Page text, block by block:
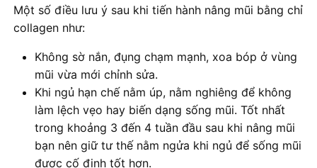
Một số điều lưu ý sau khi tiến hành nâng mũi bằng chỉ
collagen như:
Không sờ nắn, đụng chạm mạnh, xoa bóp ở vùng
mũi vừa mới chỉnh sửa.
Khi ngủ hạn chế nằm úp, nằm nghiêng để không
làm lệch vẹo hay biến dạng sống mũi. Tốt nhất
trong khoảng 3 đến 4 tuần đầu sau khi nâng mũi
bạn nên giữ tư thế nằm ngửa khi ngủ để sống mũi
được cố định tốt hơn.